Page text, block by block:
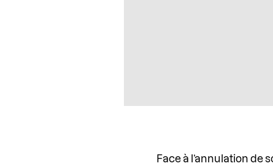
Face à l’annulation de